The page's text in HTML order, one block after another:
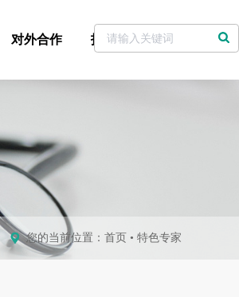
对外合作 招标采购 党委书记信箱
您的当前位置： 首页 • 特色专家